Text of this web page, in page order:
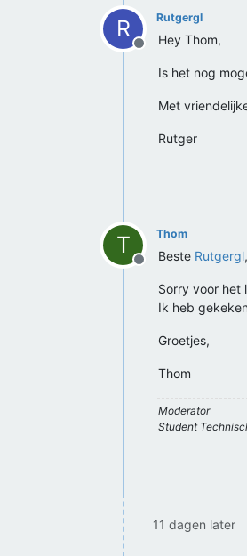
R
Offline
Rutgergl
Hey Thom,
Is het nog
Met
Rutger
T
Offline
Thom
Beste Rutgergl,
Sorry voor het
Ik heb
Groetjes,
Thom
Moderator
Student
11 dagen later